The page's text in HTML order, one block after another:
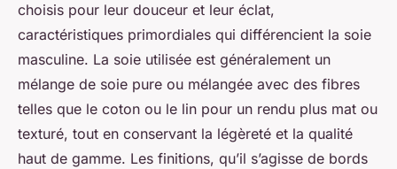
choisis pour leur douceur et leur éclat,
caractéristiques primordiales qui différencient la soie
masculine. La soie utilisée est généralement un
mélange de soie pure ou mélangée avec des fibres
telles que le coton ou le lin pour un rendu plus mat ou
texturé, tout en conservant la légèreté et la qualité
haut de gamme. Les finitions, qu’il s’agisse de bords